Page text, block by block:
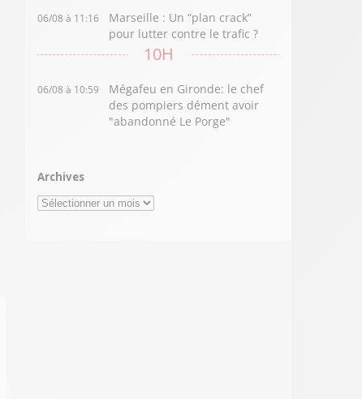
06/08 à 11:16
Marseille : Un “plan crack”
pour lutter contre le trafic ?
10H
06/08 à 10:59
Mégafeu en Gironde: le chef
des pompiers dément avoir
"abandonné Le Porge"
Archives
Archives